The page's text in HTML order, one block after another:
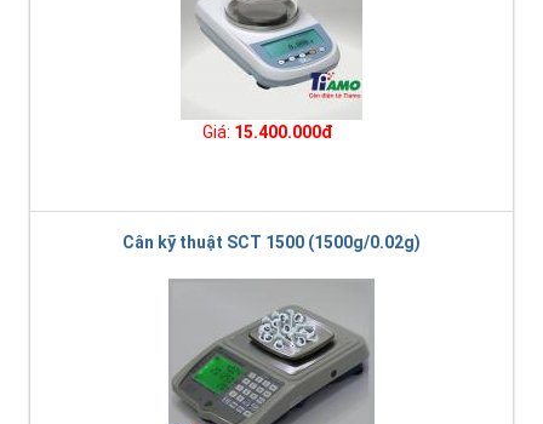
Giá: 15.400.000đ
Cân kỹ thuật SCT 1500 (1500g/0.02g)